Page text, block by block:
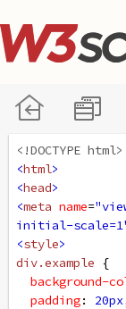
<!DOCTYPE html>
<html>
<head>
<meta name=
initial-
<style>
div.example {
background-
padding: 20px